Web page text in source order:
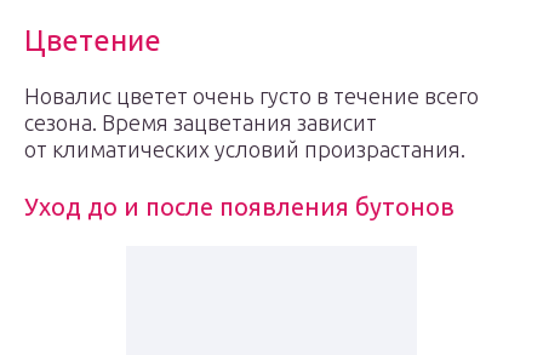
Цветение
Новалис цветет очень густо в течение всего
сезона. Время зацветания зависит
от климатических условий произрастания.
Уход до и после появления бутонов